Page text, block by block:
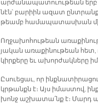
ար­ժա­նա­պա­տուու­թեան երբ
նէն՝ բա­րիին ա­զատ
թեամբ հա­մա­պա­տաս­խան
Ող­ջա­խո­հու­թեան
յա­կան ա­ռա­քի­նու­թեան հետ,
կիր­քե­րը եւ ա­խոր­ժակ­նե­րը
Ը­սուե­ցաւ, որ
կրթանքն է։ Այս ի­մաս­տով,
խոնջ աշ­խա­տա՛նք է։ Մարդ